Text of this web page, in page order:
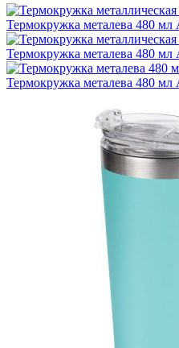
Термокружка металева 480 мл
Термокружка металева 480 мл
Термокружка металева 480 мл